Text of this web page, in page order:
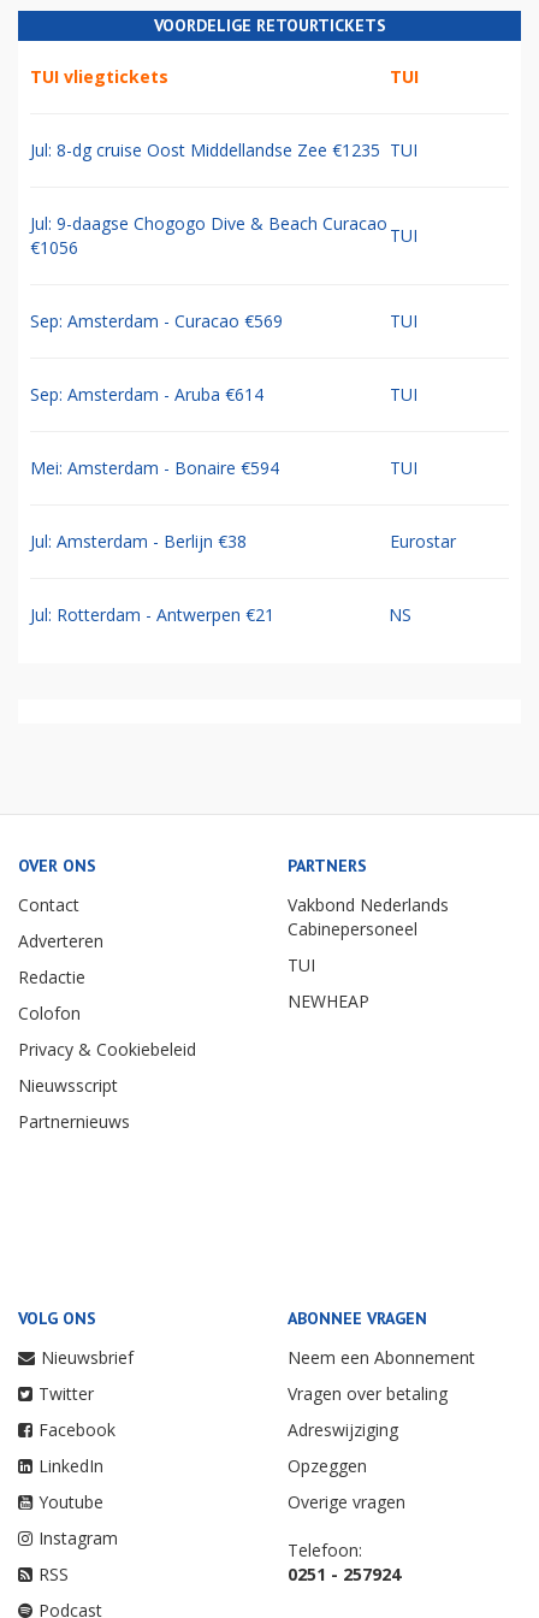
VOORDELIGE RETOURTICKETS
TUI vliegtickets TUI
Jul: 8-dg cruise Oost Middellandse Zee €1235 TUI
Jul: 9-daagse Chogogo Dive & Beach Curacao
€1056
TUI
Sep: Amsterdam - Curacao €569 TUI
Sep: Amsterdam - Aruba €614 TUI
Mei: Amsterdam - Bonaire €594 TUI
Jul: Amsterdam - Berlijn €38 Eurostar
Jul: Rotterdam - Antwerpen €21 NS
OVER ONS
Contact
Adverteren
Redactie
Colofon
Privacy & Cookiebeleid
Nieuwsscript
Partnernieuws
PARTNERS
Vakbond Nederlands
Cabinepersoneel
TUI
NEWHEAP
VOLG ONS
Nieuwsbrief
Twitter
Facebook
LinkedIn
Youtube
Instagram
RSS
Podcast
ABONNEE VRAGEN
Neem een Abonnement
Vragen over betaling
Adreswijziging
Opzeggen
Overige vragen
Telefoon:
0251 - 257924